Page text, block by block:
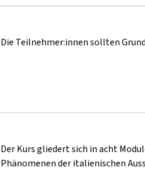
Die Teilnehmer:innen sollten
Der Kurs gliedert sich in acht
Phänomenen der italienischen